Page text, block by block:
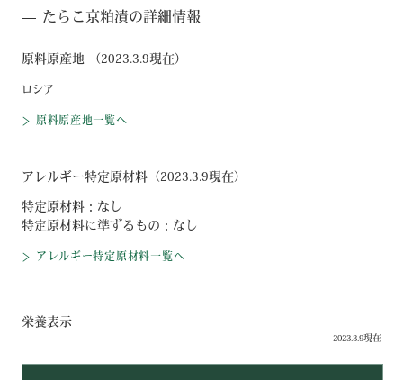
たらこ京粕漬の詳細情報
原料原産地 （2023.3.9現在）
ロシア
原料原産地一覧へ
アレルギー特定原材料（2023.3.9現在）
特定原材料： なし
特定原材料に準ずるもの： なし
アレルギー特定原材料一覧へ
栄養表示
2023.3.9現在